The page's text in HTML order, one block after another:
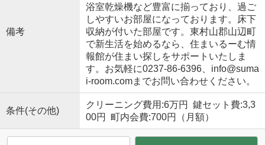
備考
浴室乾燥機など豊富に揃っており、過ご
しやすいお部屋になっております。床下
収納が付いた部屋です。東村山郡山辺町
で新生活を始めるなら、住まいるーむ情
報館が住まい探しをサポートいたしま
す。お気軽に0237-86-6396、info@suma
i-room.comまでお問い合わせください。
条件(その他)
クリーニング費用:6万円 鍵セット費:3,3
00円 町内会費:700円（月額）